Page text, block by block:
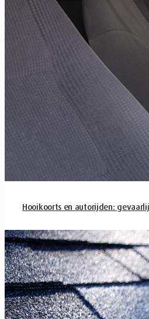
Xavier Van Caneghem
Als uw computer of uw telefoon
best ernstig op. Waar moet u op
Hooikoorts en autorijden: